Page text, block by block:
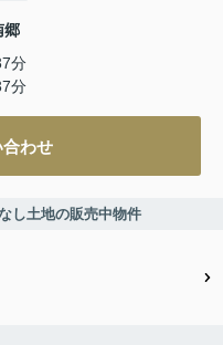
郷
分
分
わせ
土地の販売中物件